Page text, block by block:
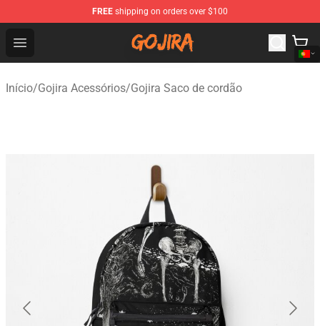
FREE shipping on orders over $100
Open menu
Gojira Shop - Official Gojira Merchandise Store
Início/Gojira Acessórios/Gojira Saco de cordão